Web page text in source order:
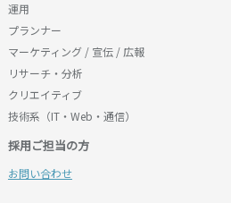
運用
プランナー
マーケティング / 宣伝 / 広報
リサーチ・分析
クリエイティブ
技術系（IT・Web・通信）
採用ご担当の方
お問い合わせ